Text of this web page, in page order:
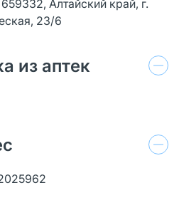
Алтайский край, г.
23/6
из аптек